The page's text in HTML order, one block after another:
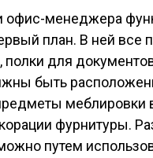
офис-менеджера
план. В ней все
полки для
быть
фурнитуры.
путем